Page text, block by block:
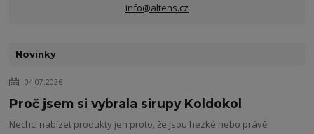
info@altens.cz
Novinky
04.07.2026
Proč jsem si vybrala sirupy Koldokol
Nechci nabízet produkty jen proto, že jsou hezké nebo právě